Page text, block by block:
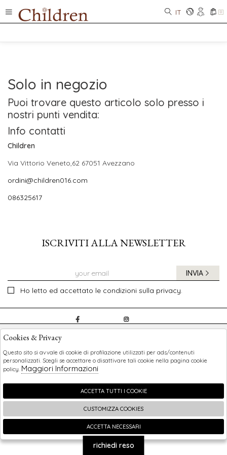
IT 0
Solo in negozio
Puoi trovare questo articolo solo presso i
nostri punti vendita:
Info contatti
Children
Via Vittorio Veneto,62 67051 Avezzano
ordini@children016.com
086325617
ISCRIVITI ALLA NEWSLETTER
Ho letto ed accettato le condizioni sulla privacy.
INVIA
SHOPPING
EXTRA
🍪
richiedi reso
Cookies & Privacy
Questo sito si avvale di cookie di profilazione utilizzati per ads/contenuti
personalizzati. Scegli se accettare o disattivare tali cookie nella pagina cookie
policy. Maggiori Informazioni
ACCETTA TUTTI I COOKIE
CUSTOMIZZA COOKIES
ACCETTA NECESSARI